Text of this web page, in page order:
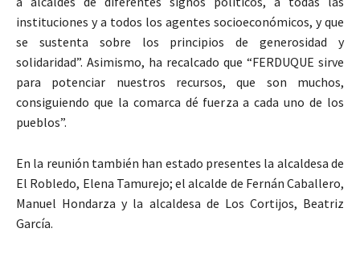
instituciones y a todos los agentes socioeconómicos, y que
se sustenta sobre los principios de generosidad y
solidaridad”. Asimismo, ha recalcado que “FERDUQUE sirve
para potenciar nuestros recursos, que son muchos,
consiguiendo que la comarca dé fuerza a cada uno de los
pueblos”.
En la reunión también han estado presentes la alcaldesa de
El Robledo, Elena Tamurejo; el alcalde de Fernán Caballero,
Manuel Hondarza y la alcaldesa de Los Cortijos, Beatriz
García.